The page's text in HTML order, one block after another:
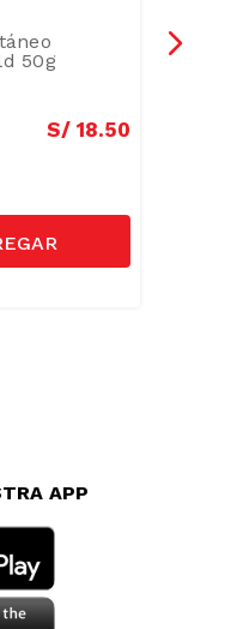
50g
S/ 18.50
APP